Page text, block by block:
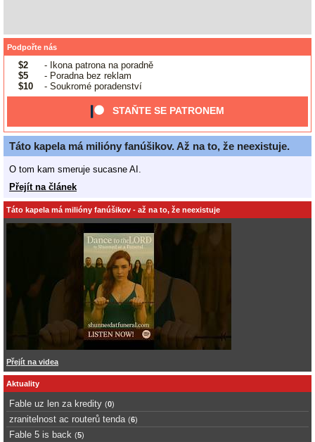
Podpořte nás
$2
- Ikona patrona na poradně
$5
- Poradna bez reklam
$10
- Soukromé poradenství
STAŇTE SE PATRONEM
Táto kapela má milióny fanúšikov. Až na to, že neexistuje.
O tom kam smeruje sucasne AI.
Přejít na článek
Táto kapela má milióny fanúšikov - až na to, že neexistuje
Přejít na videa
Aktuality
Fable uz len za kredity (0)
zranitelnost ac routerů tenda (6)
Fable 5 is back (5)